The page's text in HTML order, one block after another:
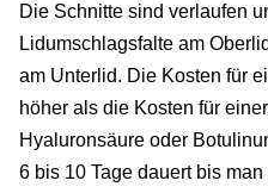
Die Schnitte sind verlaufen
Lidumschlagsfalte am
am Unterlid. Die Kosten für
höher als die Kosten für
Hyaluronsäure oder
6 bis 10 Tage dauert bis